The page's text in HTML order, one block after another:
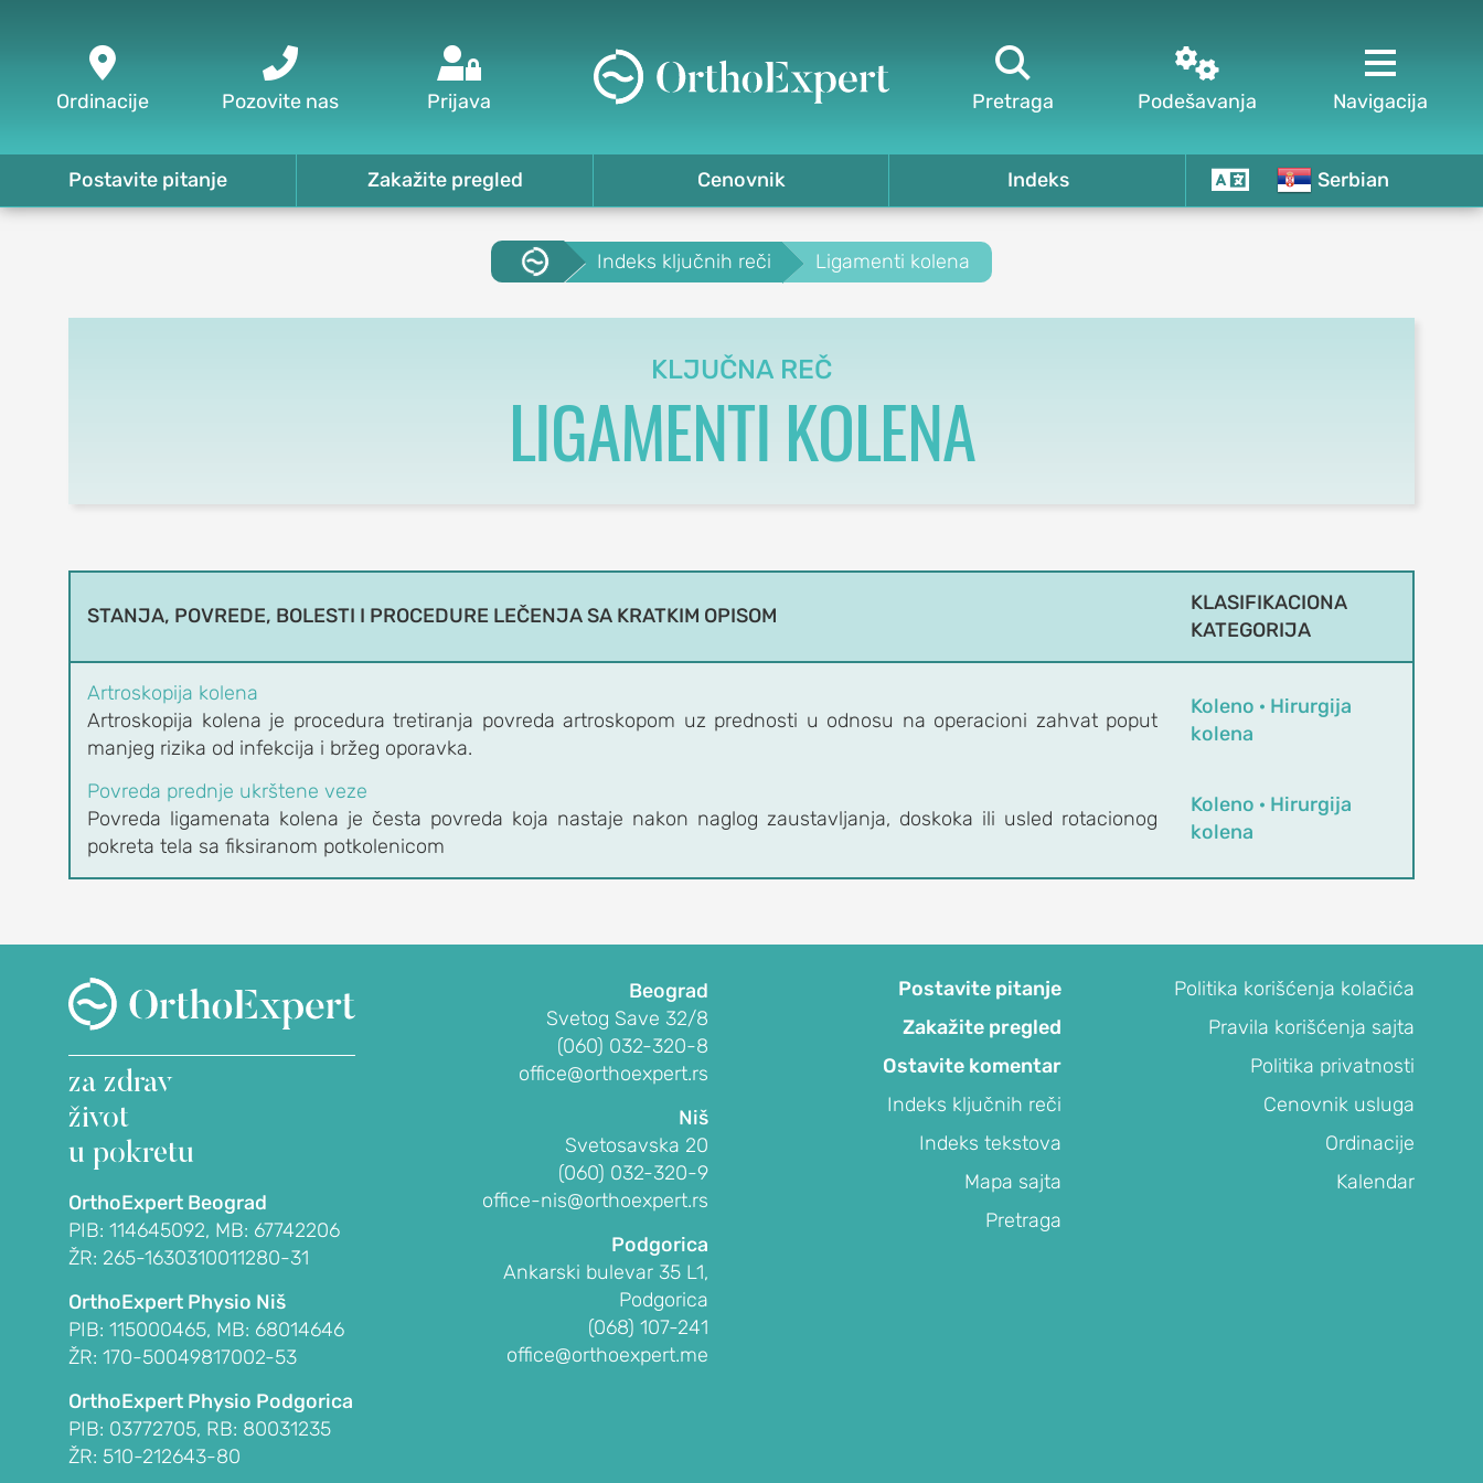

Ordinacije

Pozovite nas

Prijava

Pretraga

Podešavanja

Navigacija
Postavite pitanje Zakažite pregled Cenovnik Indeks Serbian
burzitis)
kapsulitis)
OrthoExpert
(060) 032-320-8
office@orthoexpert.rs
Svetog Save 32/8,
Beograd, Srbija
OrthoExpert Niš
(060) 032-320-9
office-
OrthoExpert
(068) 107-241
office@orthoexpert.me
Ankarski bulevar 35 L1,
Podgorica, Crna Gora
Indeks ključnih reči Ligamenti kolena
KLJUČNA REČ
LIGAMENTI KOLENA
STANJA, POVREDE, BOLESTI I PROCEDURE LEČENJA SA KRATKIM OPISOM
KLASIFIKACIONA
KATEGORIJA
Artroskopija kolena
Artroskopija kolena je procedura tretiranja povreda artroskopom uz prednosti u odnosu na operacioni zahvat poput
manjeg rizika od infekcija i bržeg oporavka.
Koleno · Hirurgija
kolena
Povreda prednje ukrštene veze
Povreda ligamenata kolena je česta povreda koja nastaje nakon naglog zaustavljanja, doskoka ili usled rotacionog
pokreta tela sa fiksiranom potkolenicom
Koleno · Hirurgija
kolena
za zdrav
život
u pokretu
OrthoExpert Beograd
PIB: 114645092, MB: 67742206
ŽR: 265-1630310011280-31
OrthoExpert Physio Niš
PIB: 115000465, MB: 68014646
ŽR: 170-50049817002-53
OrthoExpert Physio Podgorica
PIB: 03772705, RB: 80031235
ŽR: 510-212643-80
Beograd
Svetog Save 32/8
(060) 032-320-8
office@orthoexpert.rs
Niš
Svetosavska 20
(060) 032-320-9
office-nis@orthoexpert.rs
Podgorica
Ankarski bulevar 35 L1,
Podgorica
(068) 107-241
office@orthoexpert.me
Postavite pitanje
Zakažite pregled
Ostavite komentar
Indeks ključnih reči
Indeks tekstova
Mapa sajta
Pretraga
Politika korišćenja kolačića
Pravila korišćenja sajta
Politika privatnosti
Cenovnik usluga
Ordinacije
Kalendar